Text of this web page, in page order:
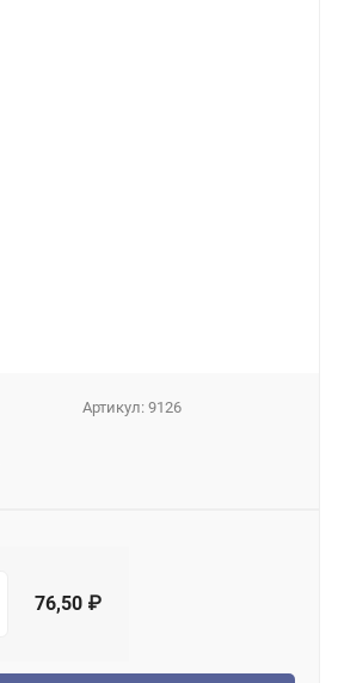
Артикул: 9126
76,50 ₽